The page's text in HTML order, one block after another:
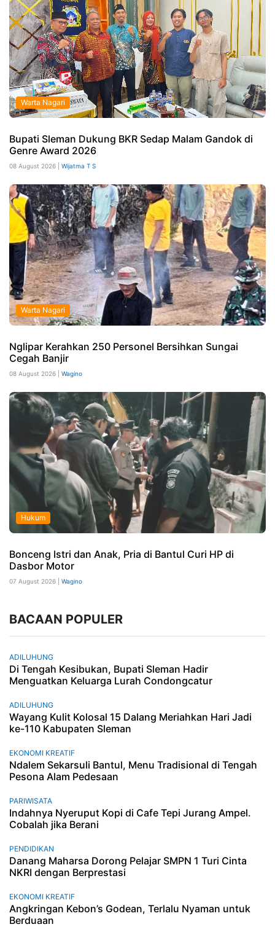
Warta Nagari
Bupati Sleman Dukung BKR Sedap Malam Gandok di
Genre Award 2026
08 August 2026 | Wijatma T S
Warta Nagari
Nglipar Kerahkan 250 Personel Bersihkan Sungai
Cegah Banjir
08 August 2026 | Wagino
Hukum
Bonceng Istri dan Anak, Pria di Bantul Curi HP di
Dasbor Motor
07 August 2026 | Wagino
BACAAN POPULER
ADILUHUNG
Di Tengah Kesibukan, Bupati Sleman Hadir
Menguatkan Keluarga Lurah Condongcatur
ADILUHUNG
Wayang Kulit Kolosal 15 Dalang Meriahkan Hari Jadi
ke-110 Kabupaten Sleman
EKONOMI KREATIF
Ndalem Sekarsuli Bantul, Menu Tradisional di Tengah
Pesona Alam Pedesaan
PARIWISATA
Indahnya Nyeruput Kopi di Cafe Tepi Jurang Ampel.
Cobalah jika Berani
PENDIDIKAN
Danang Maharsa Dorong Pelajar SMPN 1 Turi Cinta
NKRI dengan Berprestasi
EKONOMI KREATIF
Angkringan Kebon’s Godean, Terlalu Nyaman untuk
Berduaan